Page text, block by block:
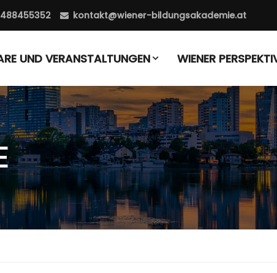
kontakt@wiener-bildungsakademie.at
UND VERANSTALTUNGEN WIENER